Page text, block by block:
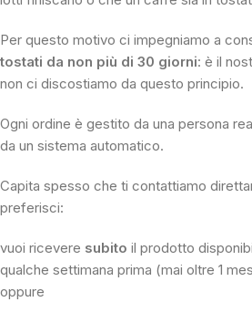
Per questo motivo ci impegniamo a
tostati da non più di 30 giorni: è il
non ci discostiamo da questo principio.
Ogni ordine è gestito da una persona
da un sistema automatico.
Capita spesso che ti contattiamo
preferisci:
vuoi ricevere subito il prodotto
qualche settimana prima (mai oltre 1
oppure